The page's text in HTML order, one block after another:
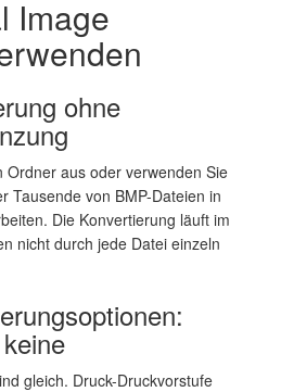
Image
ohne
Ordner aus oder verwenden Sie
Tausende von BMP-Dateien in
Die Konvertierung läuft im
nicht durch jede Datei einzeln
gleich. Druck-Druckvorstufe